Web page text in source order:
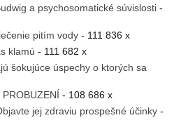
a psychosomatické súvislosti -
pitím vody - 111 836 x
klamú - 111 682 x
šokujúce úspechy o ktorých sa
- 108 686 x
jej zdraviu prospešné účinky -